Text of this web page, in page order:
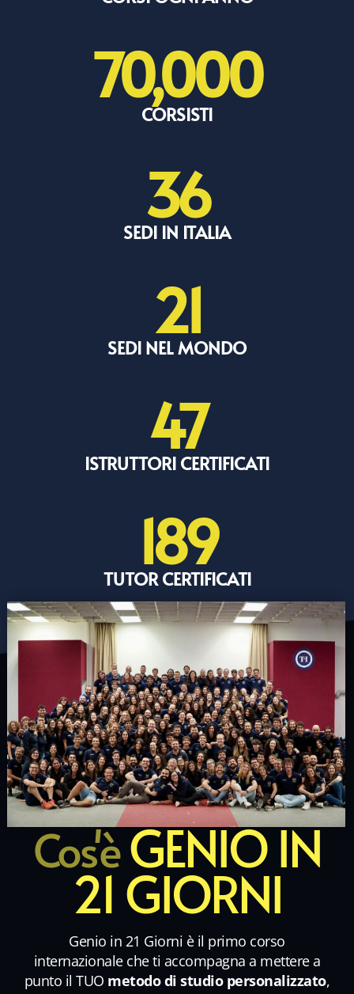
CORSISTI
70,000
SEDI IN ITALIA
36
SEDI NEL MONDO
21
ISTRUTTORI CERTIFICATI
47
TUTOR CERTIFICATI
189
Cos'èGENIO IN
21 GIORNI
Genio in 21 Giorni è il primo corso
internazionale che ti accompagna a mettere a
punto il TUO metodo di studio personalizzato,